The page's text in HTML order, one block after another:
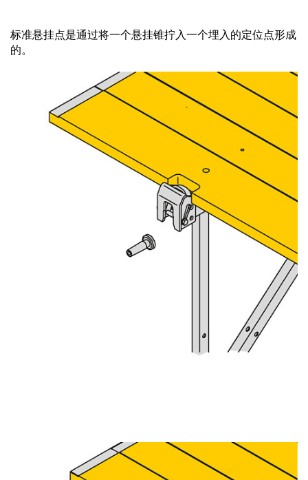
标准悬挂点是通过将一个悬挂锥拧入一个埋入的定位点形成
的。